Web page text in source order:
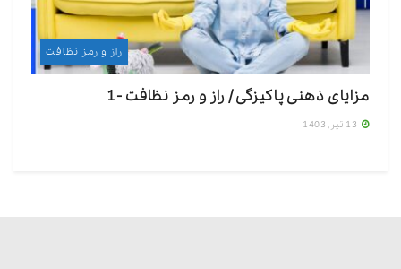
راز و رمز نظافت
مزایای ذهنی پاکیزگی / راز و رمز نظافت -1